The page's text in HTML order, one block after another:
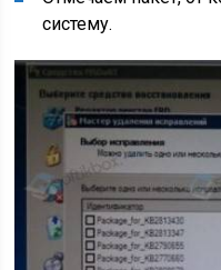
систему.